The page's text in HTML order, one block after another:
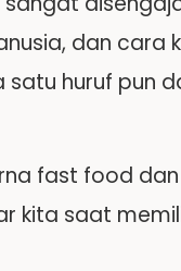
dan cara
huruf pun
fast food
kita saat